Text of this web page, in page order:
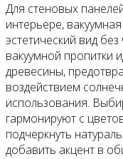
Для стеновых
интерьере,
эстетический вид
вакуумной пропитки
древесины,
воздействием
использования.
гармонируют с
подчеркнуть
добавить акцент в